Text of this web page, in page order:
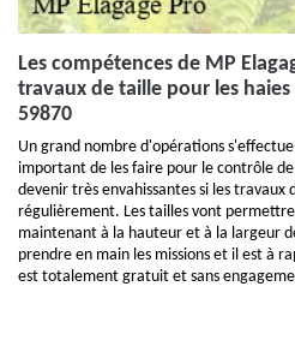
Les compétences de MP
travaux de taille pour les
59870
Un grand nombre d'opérations
important de les faire pour le contrôle
devenir très envahissantes si les
régulièrement. Les tailles vont
maintenant à la hauteur et à la largeur
prendre en main les missions et il est à
est totalement gratuit et sans